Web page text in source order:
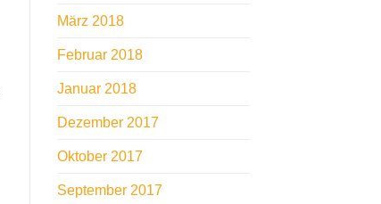
März 2018
Februar 2018
Januar 2018
Dezember 2017
Oktober 2017
September 2017